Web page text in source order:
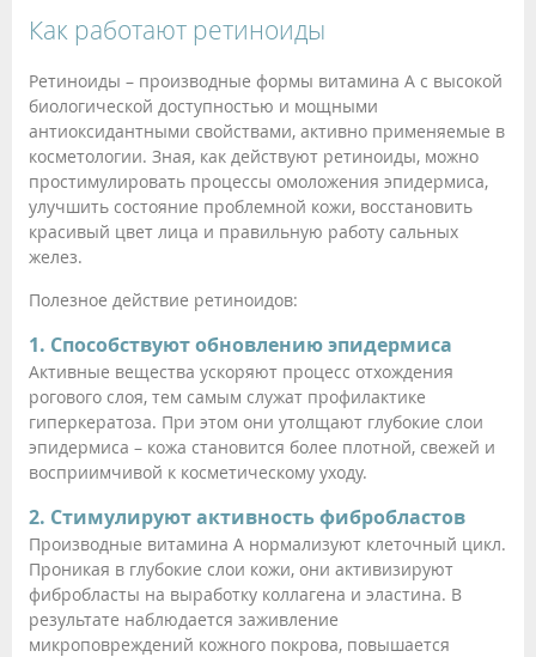
Как работают ретиноиды
Ретиноиды – производные формы витамина A с высокой
биологической доступностью и мощными
антиоксидантными свойствами, активно применяемые в
косметологии. Зная, как действуют ретиноиды, можно
простимулировать процессы омоложения эпидермиса,
улучшить состояние проблемной кожи, восстановить
красивый цвет лица и правильную работу сальных
желез.
Полезное действие ретиноидов:
1. Способствуют обновлению эпидермиса
Активные вещества ускоряют процесс отхождения
рогового слоя, тем самым служат профилактике
гиперкератоза. При этом они утолщают глубокие слои
эпидермиса – кожа становится более плотной, свежей и
восприимчивой к косметическому уходу.
2. Стимулируют активность фибробластов
Производные витамина A нормализуют клеточный цикл.
Проникая в глубокие слои кожи, они активизируют
фибробласты на выработку коллагена и эластина. В
результате наблюдается заживление
микроповреждений кожного покрова, повышается